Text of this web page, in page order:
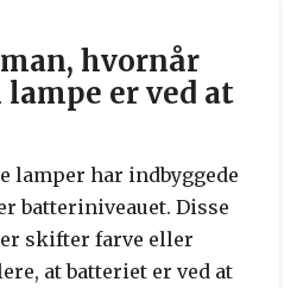
hvornår
er ved at
lamper har indbyggede
batteriniveauet. Disse
skifter farve eller
at batteriet er ved at